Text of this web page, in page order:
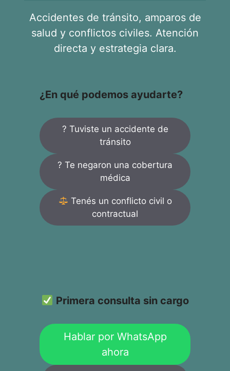
Accidentes de tránsito, amparos de
salud y conflictos civiles. Atención
directa y estrategia clara.
¿En qué podemos ayudarte?
? Tuviste un accidente de
tránsito
? Te negaron una cobertura
médica
Tenés un conflicto civil o
contractual
Primera consulta sin cargo
Hablar por WhatsApp
ahora